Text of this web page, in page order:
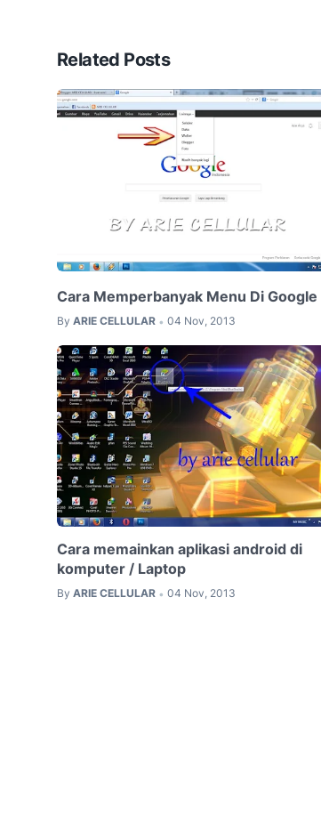
Related Posts
Cara Memperbanyak Menu Di Google
By ARIE CELLULAR • 04 Nov, 2013
Cara memainkan aplikasi android di
komputer / Laptop
By ARIE CELLULAR • 04 Nov, 2013